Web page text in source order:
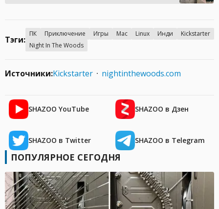
Тэги:
ПК Приключение Игры Mac Linux Инди
Kickstarter
Night In The Woods
Источники:Kickstarter nightinthewoods.com
SHAZOO YouTube SHAZOO в Дзен
SHAZOO в Twitter SHAZOO в Telegram
ПОПУЛЯРНОЕ СЕГОДНЯ